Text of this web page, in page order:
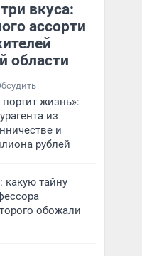
вкуса:
ассорти
области
жизнь»:
из
и
рублей
какую тайну
обожали